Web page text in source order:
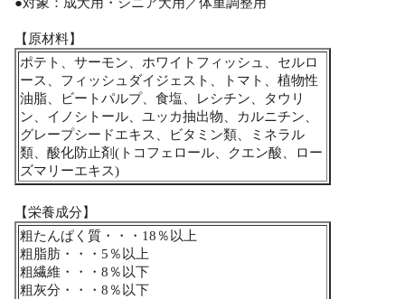
【原材料】
ポテト、サーモン、ホワイトフィッシュ、セルロ
ース、フィッシュダイジェスト、トマト、植物性
油脂、ビートパルプ、食塩、レシチン、タウリ
ン、イノシトール、ユッカ抽出物、カルニチン、
グレープシードエキス、ビタミン類、ミネラル
類、酸化防止剤(トコフェロール、クエン酸、ロー
ズマリーエキス)
【栄養成分】
粗たんぱく質・・・18％以上
粗脂肪・・・5％以上
粗繊維・・・8％以下
粗灰分・・・8％以下